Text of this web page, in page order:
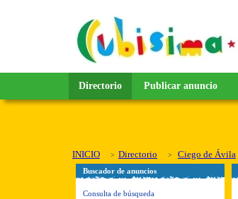
Directorio Publicar anuncio
INICIO Directorio Ciego de Ávila
Buscador de anuncios
Consulta de búsqueda